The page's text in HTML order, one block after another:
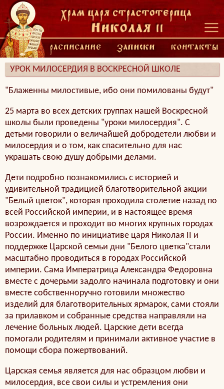
УРОК МИЛОСЕРДИЯ В ВОСКРЕСНОЙ ШКОЛЕ
"Блаженны милостивые, ибо они помилованы будут"
25 марта во всех детских группах нашей Воскресной
школы были проведены "уроки милосердия". С
детьми говорили о величайшей добродетели любви и
милосердия и о том, как спасительно для нас
украшать свою душу добрыми делами.
Дети подробно познакомились с историей и
удивительной традицией благотворительной акции
"Белый цветок", которая проходила столетие назад по
всей Российской империи, и в настоящее время
возрождается и проходит во многих крупных городах
России. Именно по инициативе царя Николая II и
поддержке Царской семьи дни "Белого цветка"стали
масштабно проводиться в городах Российской
империи. Сама Императрица Александра Федоровна
вместе с дочерьми задолго начинала подготовку и они
вместе собственноручно готовили множество
изделий для благотворительных ярмарок, сами стояли
за прилавком и собранные средства направляли на
лечение больных людей. Царские дети всегда
помогали родителям и принимали активное участие в
помощи сбора пожертвований.
Царская семья является для нас образцом любви и
милосердия, все свои силы и устремления они